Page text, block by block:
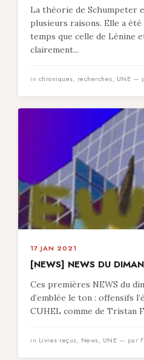
La théorie de Schumpeter
plusieurs raisons. Elle a
temps que celle de Lénine
clairement...
in chroniques, recherches, UNE —
17 JAN 2021
[NEWS] NEWS DU
Ces premières NEWS du
d’emblée le ton : offensifs
CUHEL comme de Tristan
in Livres reçus, News, UNE — par